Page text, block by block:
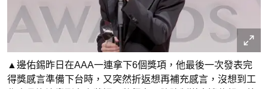
▲邊佑錫昨日在AAA一連拿下6個獎項，他最後一次發表完
得獎感言準備下台時，又突然折返想再補充感言，沒想到工